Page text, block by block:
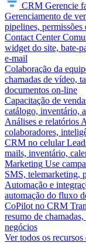
CRM Gerencie
Gerenciamento de
pipelines, permissões
Contact Center
widget do site, bate-
e-mail
Colaboração da
chamadas de vídeo,
documentos on-line
Capacitação de
catálogo, inventário,
Análises e relatórios
colaboradores,
CRM no celular
mails, inventário,
Marketing Use
SMS, telemarketing,
Automação e
automação do fluxo
CoPilot no CRM
resumo de
negócios
Ver todos os